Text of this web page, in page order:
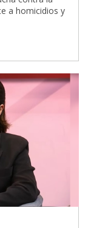
a homicidios y